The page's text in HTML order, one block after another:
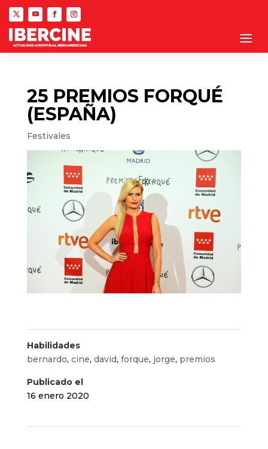
25 PREMIOS FORQUÉ
(ESPAÑA)
Festivales
Habilidades
bernardo, cine, david, forque, jorge, premios
Publicado el
16 enero 2020